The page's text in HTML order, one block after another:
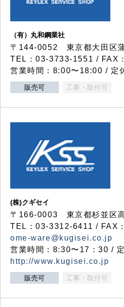
（有）丸和鋼業社
〒144-0052 東京都大田区
TEL：03-3733-1551 / FAX
営業時間：8:00〜18:00 / 定
販売可 工事・取付可
(株)クギセイ
〒166-0003 東京都杉並区
TEL：03-3312-6411 / FAX
ome-ware@kugisei.co.jp
営業時間：8:30〜17：30 /
http://www.kugisei.co.jp
販売可 工事・取付可